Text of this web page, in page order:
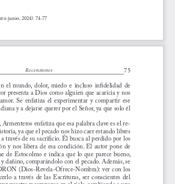
junio, 2024): 74-77
Recensiones 75
el  mundo,  dolor,  miedo  e  incluso  infidelidad  de
presenta a Dios como alguien que acaricia y nos
Se  enfatiza  el  experimentar  y  compartir  ese
y a dejarse querer por el Señor, ya que solo él
Armenteros enfatiza que esa palabra clave es el re
ya que el pecado nos hizo caer estando libres
través de su sacrificio. Él busca al perdido por los
y  nos  libera  de  esa  condición.  El  autor  pone  de
de Estocolmo e indica que lo que parece bueno,
dañino, comparándolo con el pecado. Además, se
(Dios-Revela-Ofrece-Nombra): ver con los
a  través  de  las  Escrituras,  ser  conscientes  del